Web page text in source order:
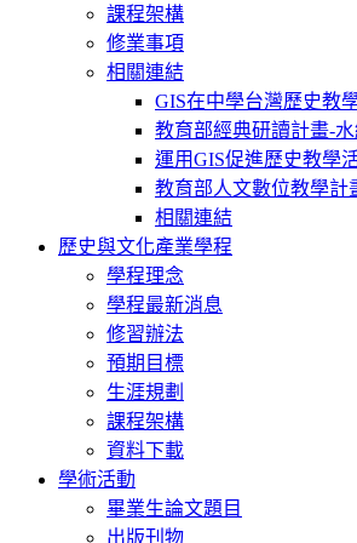
課程架構
修業事項
相關連結
GIS在中學台灣歷史教
教育部經典研讀計畫-
運用GIS促進歷史教學
教育部人文數位教學計
相關連結
歷史與文化產業學程
學程理念
學程最新消息
修習辦法
預期目標
生涯規劃
課程架構
資料下載
學術活動
畢業生論文題目
出版刊物